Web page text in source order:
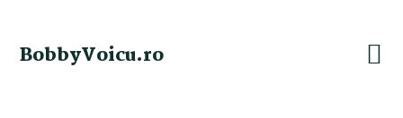
primary
main
primary
footer
BobbyVoicu.ro